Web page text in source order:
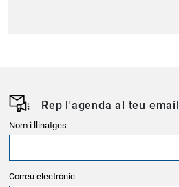
Rep l'agenda al teu email
Nom i llinatges
Correu electrònic